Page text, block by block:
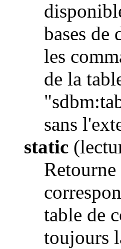
bases de
les
de la
sans
static
table de
toujours